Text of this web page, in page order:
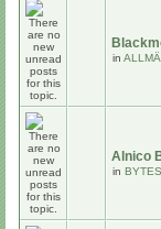
in
Alnico
in BYTES